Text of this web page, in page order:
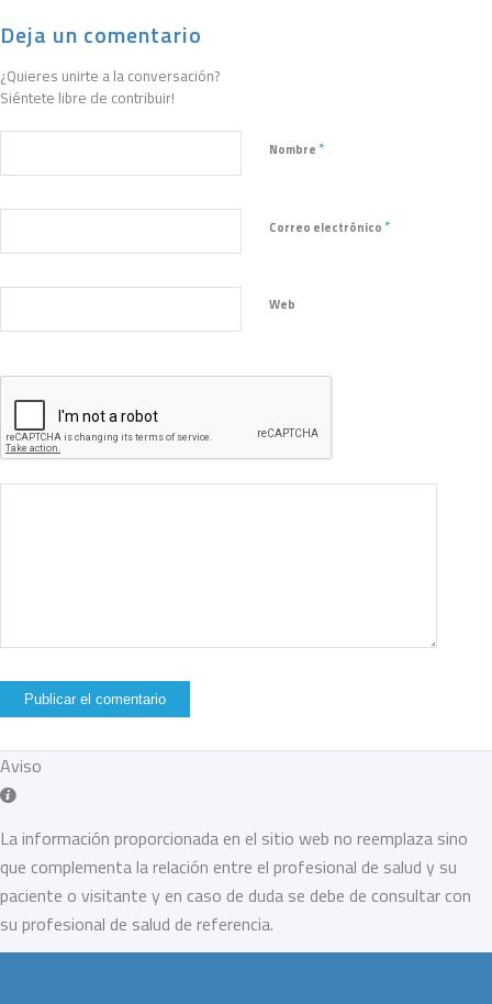
Deja un comentario
¿Quieres unirte a la conversación?
Siéntete libre de contribuir!
Nombre *
Correo electrónico *
Web
Aviso
La información proporcionada en el sitio web no reemplaza sino
que complementa la relación entre el profesional de salud y su
paciente o visitante y en caso de duda se debe de consultar con
su profesional de salud de referencia.